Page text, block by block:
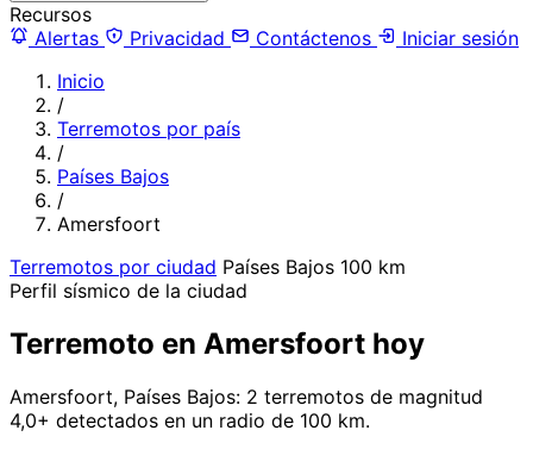
Recursos
Alertas
Privacidad Contáctenos
Iniciar sesión
Inicio
/
Terremotos por país
/
Países Bajos
/
Amersfoort
Terremotos por ciudad Países Bajos 100 km
Perfil sísmico de la ciudad
Terremoto en Amersfoort hoy
Amersfoort, Países Bajos: 2 terremotos de magnitud
4,0+ detectados en un radio de 100 km.